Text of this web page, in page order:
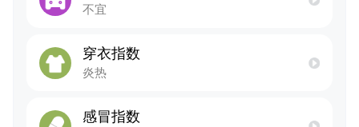
不宜
穿衣指数
炎热
感冒指数